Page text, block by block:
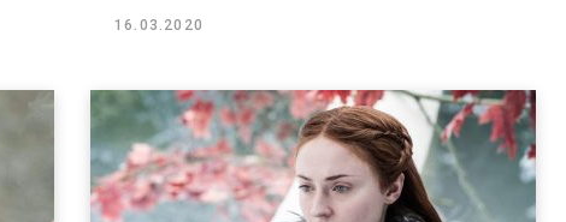
16.03.2020